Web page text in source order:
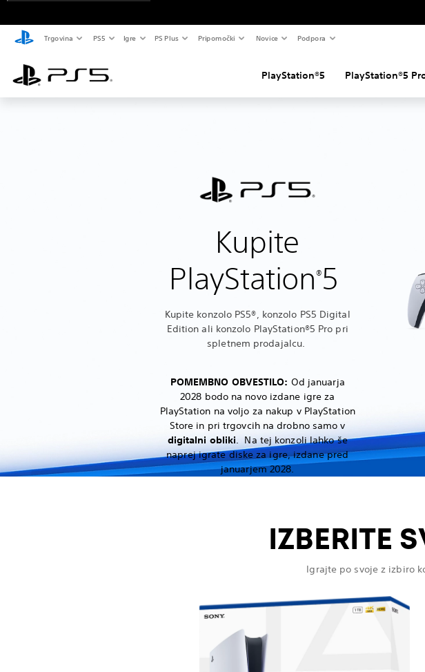
Trgovina PS5 Igre PS Plus Pripomočki Novice Podpora
PlayStation®5 PlayStation®5
Kupite
PlayStation®5
Kupite konzolo PS5®, konzolo PS5 Digital
Edition ali konzolo PlayStation®5 Pro pri
spletnem prodajalcu.
POMEMBNO OBVESTILO: Od januarja
2028 bodo na novo izdane igre za
PlayStation na voljo za nakup v PlayStation
Store in pri trgovcih na drobno samo v
digitalni obliki. Na tej konzoli lahko še
naprej igrate diske za igre, izdane pred
januarjem 2028.
IZBERITE
Igrajte po svoje z izbiro